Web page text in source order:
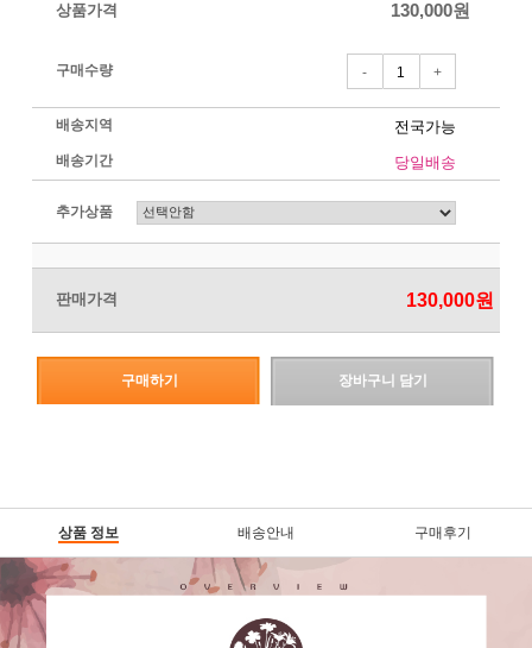
상품가격 130,000원
구매수량 - +
배송지역 전국가능
배송기간 당일배송
추가상품
판매가격 130,000원
구매하기 장바구니 담기
상품 정보 배송안내 구매후기